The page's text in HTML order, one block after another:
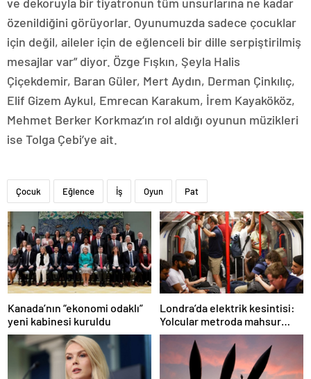
özenildiğini görüyorlar. Oyunumuzda sadece çocuklar
için değil, aileler için de eğlenceli bir dille serpiştirilmiş
mesajlar var” diyor. Özge Fışkın, Şeyla Halis
Çiçekdemir, Baran Güler, Mert Aydın, Derman Çinkılıç,
Elif Gizem Aykul, Emrecan Karakum, İrem Kayakököz,
Mehmet Berker Korkmaz’ın rol aldığı oyunun müzikleri
ise Tolga Çebi’ye ait.
Çocuk Eğlence İş Oyun Pat
Kanada’nın “ekonomi odaklı”
yeni kabinesi kuruldu
Londra’da elektrik kesintisi:
Yolcular metroda mahsur
kaldı